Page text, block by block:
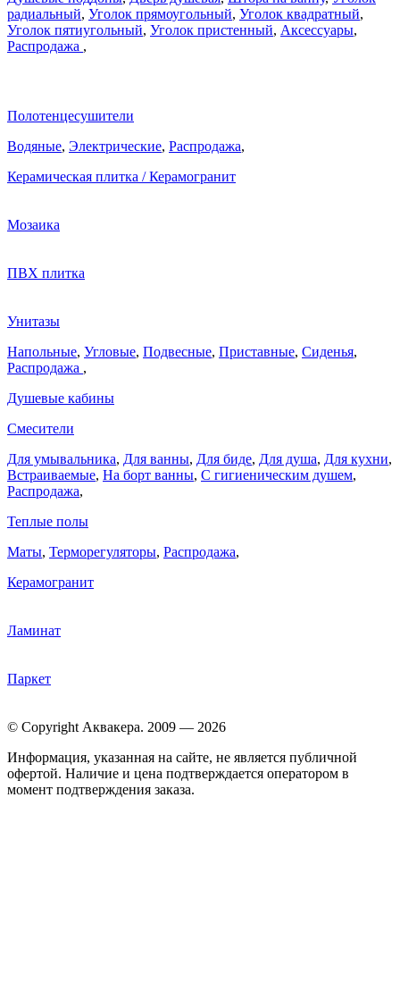
радиальный, Уголок прямоугольный, Уголок квадратный,
Уголок пятиугольный, Уголок пристенный, Аксессуары,
Распродажа ,
Полотенцесушители
Водяные, Электрические, Распродажа,
Керамическая плитка / Керамогранит
Мозаика
ПВХ плитка
Унитазы
Напольные, Угловые, Подвесные, Приставные, Сиденья,
Распродажа ,
Душевые кабины
Смесители
Для умывальника, Для ванны, Для биде, Для душа, Для кухни,
Встраиваемые, На борт ванны, C гигиеническим душем,
Распродажа,
Теплые полы
Маты, Терморегуляторы, Распродажа,
Керамогранит
Ламинат
Паркет
© Copyright Аквакера. 2009 — 2026
Информация, указанная на сайте, не является публичной
офертой. Наличие и цена подтверждается оператором в
момент подтверждения заказа.